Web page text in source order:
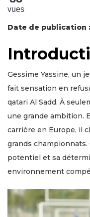
vues
Date de publication :
Gessime Yassine, un
fait sensation en
qatari Al Sadd. À
une grande ambition.
carrière en Europe, il
grands championnats.
potentiel et sa
environnement